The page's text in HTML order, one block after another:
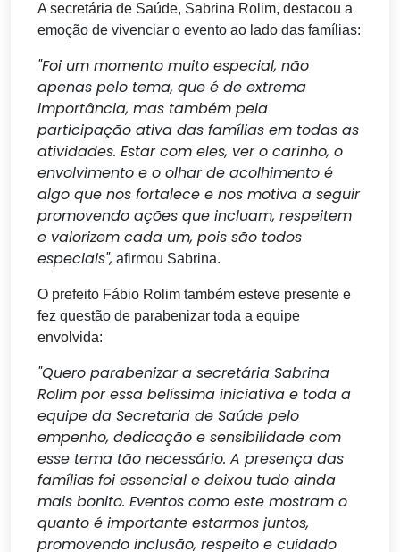
A secretária de Saúde, Sabrina Rolim, destacou a
emoção de vivenciar o evento ao lado das famílias:
"Foi um momento muito especial, não
apenas pelo tema, que é de extrema
importância, mas também pela
participação ativa das famílias em todas as
atividades. Estar com eles, ver o carinho, o
envolvimento e o olhar de acolhimento é
algo que nos fortalece e nos motiva a seguir
promovendo ações que incluam, respeitem
e valorizem cada um, pois são todos
especiais", afirmou Sabrina.
O prefeito Fábio Rolim também esteve presente e
fez questão de parabenizar toda a equipe
envolvida:
"Quero parabenizar a secretária Sabrina
Rolim por essa belíssima iniciativa e toda a
equipe da Secretaria de Saúde pelo
empenho, dedicação e sensibilidade com
esse tema tão necessário. A presença das
famílias foi essencial e deixou tudo ainda
mais bonito. Eventos como este mostram o
quanto é importante estarmos juntos,
promovendo inclusão, respeito e cuidado